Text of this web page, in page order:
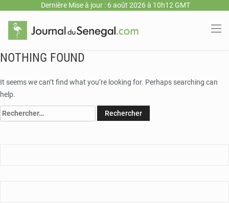
Dernière Mise à jour : 6 août 2026 à 10h12 GMT
NOTHING FOUND
It seems we can’t find what you’re looking for. Perhaps searching can
help.
Rechercher :